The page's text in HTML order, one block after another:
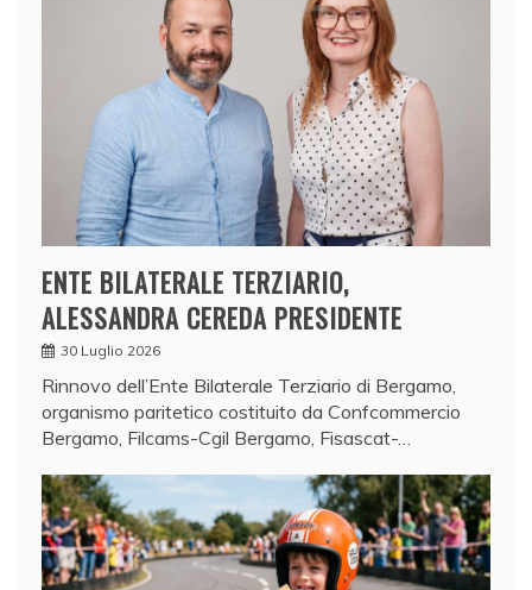
ENTE BILATERALE TERZIARIO,
ALESSANDRA CEREDA PRESIDENTE
30 Luglio 2026
Rinnovo dell’Ente Bilaterale Terziario di Bergamo,
organismo paritetico costituito da Confcommercio
Bergamo, Filcams-Cgil Bergamo, Fisascat-…